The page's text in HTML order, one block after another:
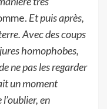
Et puis après,
Avec des coups
homophobes,
ne pas les regarder
un moment
en